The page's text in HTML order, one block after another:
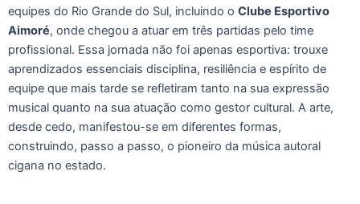
equipes do Rio Grande do Sul, incluindo o Clube Esportivo
Aimoré, onde chegou a atuar em três partidas pelo time
profissional. Essa jornada não foi apenas esportiva: trouxe
aprendizados essenciais disciplina, resiliência e espírito de
equipe que mais tarde se refletiram tanto na sua expressão
musical quanto na sua atuação como gestor cultural. A arte,
desde cedo, manifestou-se em diferentes formas,
construindo, passo a passo, o pioneiro da música autoral
cigana no estado.